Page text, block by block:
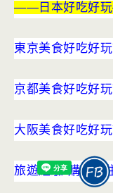
——日本好吃好
東京美食好吃好
京都美食好吃好
大阪美食好吃好
旅遊經驗-購物訂